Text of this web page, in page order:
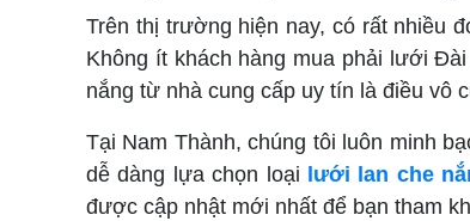
Trên thị trường hiện nay, có rất nhiều
Không ít khách hàng mua phải lưới
nắng từ nhà cung cấp uy tín là điều vô
Tại Nam Thành, chúng tôi luôn minh
dễ dàng lựa chọn loại
lưới lan che
được cập nhật mới nhất để bạn tham